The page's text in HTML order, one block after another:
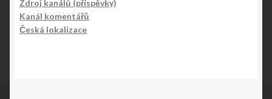
Zdroj kanálů (příspěvky)
Kanál komentářů
Česká lokalizace